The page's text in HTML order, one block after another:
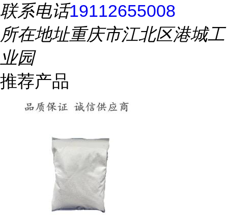
联系电话19112655008
所在地址重庆市江北区港城工
业园
推荐产品